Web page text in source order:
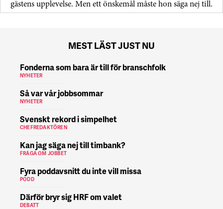
gästens upp­levelse. Men ett önskemål måste hon säga nej till.
MEST LÄST JUST NU
Fonderna som bara är till för branschfolk
NYHETER
Så var vår jobbsommar
NYHETER
Svenskt rekord i simpelhet
CHEFREDAKTÖREN
Kan jag säga nej till timbank?
FRÅGA OM JOBBET
Fyra poddavsnitt du inte vill missa
PODD
Därför bryr sig HRF om valet
DEBATT